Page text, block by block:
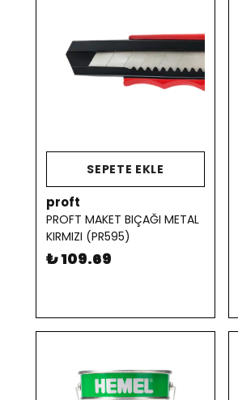
SEPETE EKLE
proft
PROFT MAKET BIÇAĞI METAL
KIRMIZI (PR595)
₺ 109.69